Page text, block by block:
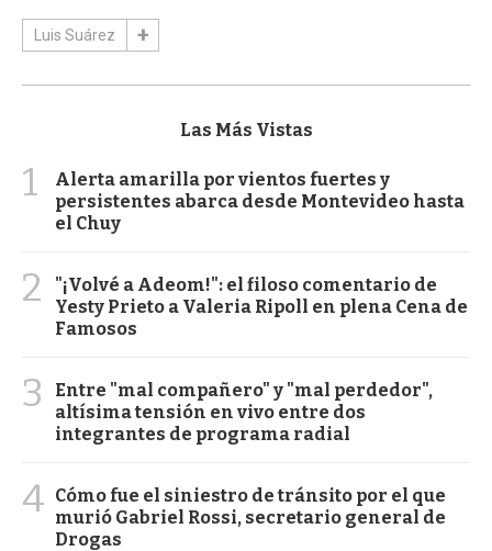
Luis Suárez
Las Más Vistas
1
Alerta amarilla por vientos fuertes y
persistentes abarca desde Montevideo hasta
el Chuy
2
"¡Volvé a Adeom!": el filoso comentario de
Yesty Prieto a Valeria Ripoll en plena Cena de
Famosos
3
Entre "mal compañero" y "mal perdedor",
altísima tensión en vivo entre dos
integrantes de programa radial
4 Cómo fue el siniestro de tránsito por el que
murió Gabriel Rossi, secretario general de
Drogas